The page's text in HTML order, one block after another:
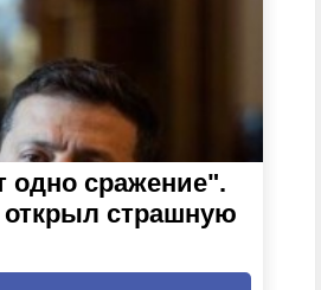
одно сражение".
открыл страшную